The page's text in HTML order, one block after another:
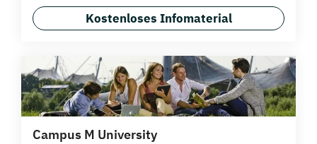
Kostenloses Infomaterial
Campus M University